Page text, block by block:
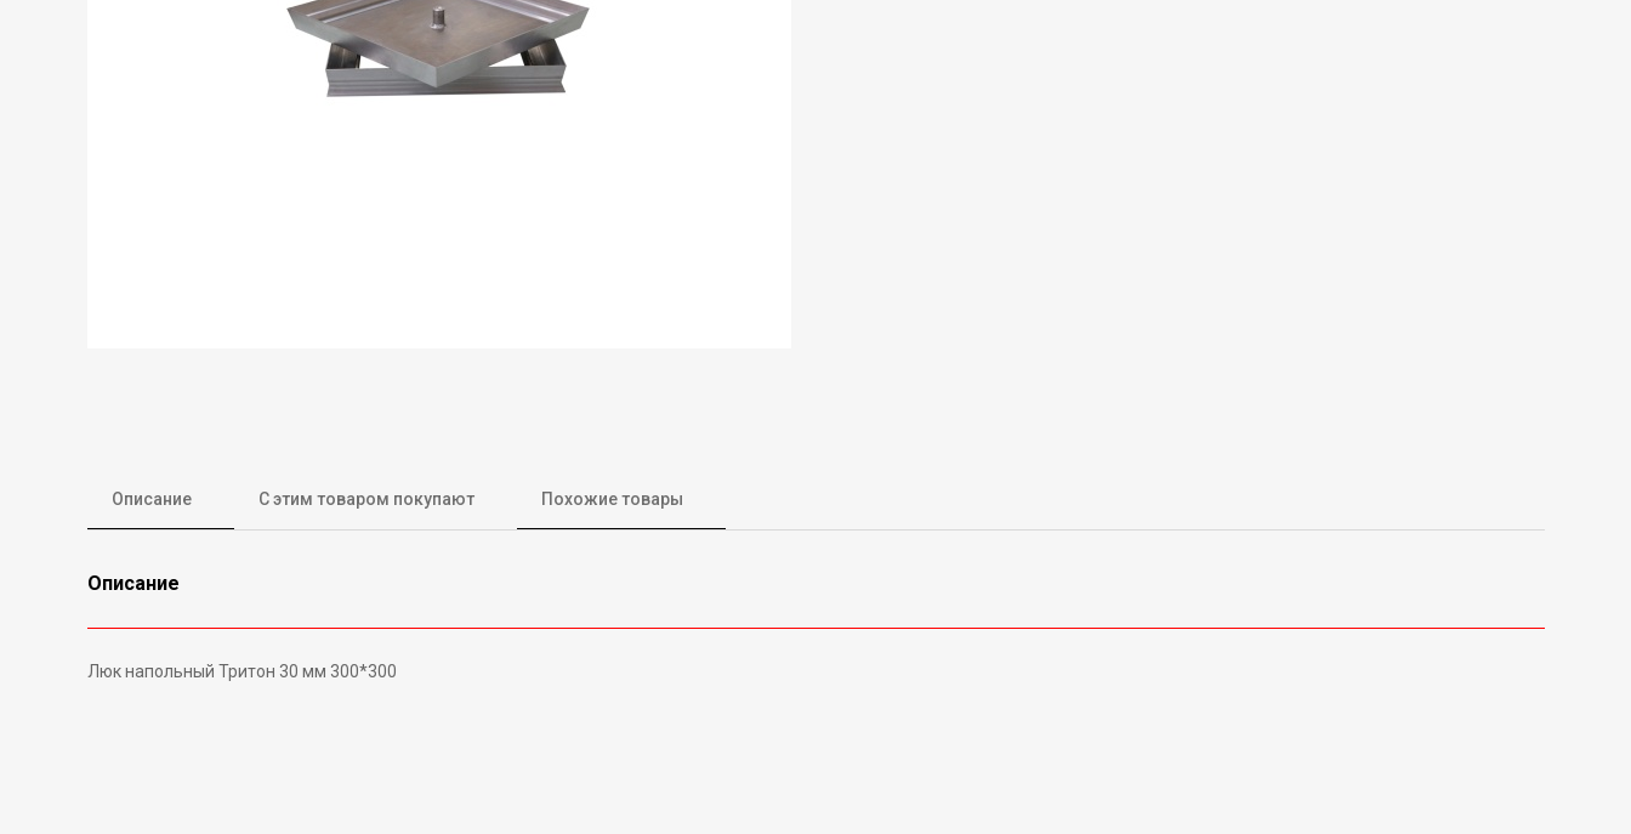
Описание С этим товаром покупают Похожие товары
Описание
Люк напольный Тритон 30 мм 300*300